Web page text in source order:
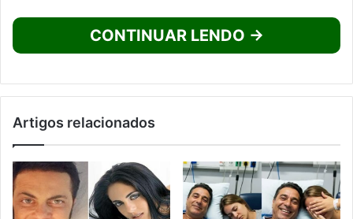
CONTINUAR LENDO →
Artigos relacionados